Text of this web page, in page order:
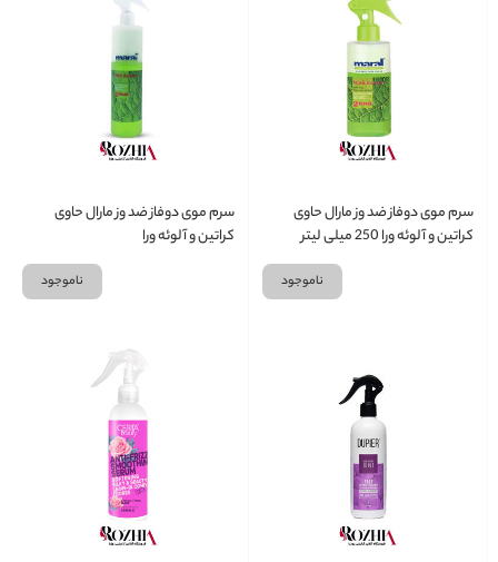
سرم موی دوفاز ضد وز مارال حاوی
کراتین و آلوئه ورا 250 میلی لیتر
ناموجود
سرم موی دوفاز ضد وز مارال حاوی
کراتین و آلوئه ورا
ناموجود